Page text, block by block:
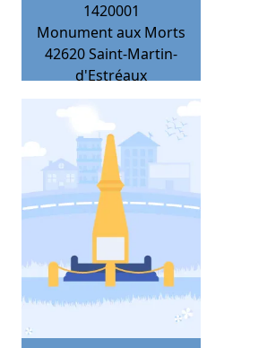
1420001
Monument aux Morts
42620Saint-Martin-
d'Estréaux